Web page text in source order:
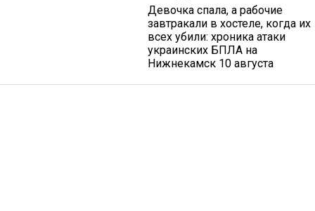
Девочка спала, а рабочие
завтракали в хостеле, когда их
всех убили: хроника атаки
украинских БПЛА на
Нижнекамск 10 августа